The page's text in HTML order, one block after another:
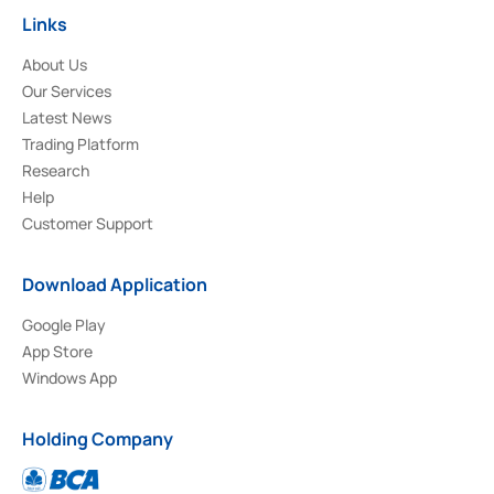
Links
About Us
Our Services
Latest News
Trading Platform
Research
Help
Customer Support
Download Application
Google Play
App Store
Windows App
Holding Company